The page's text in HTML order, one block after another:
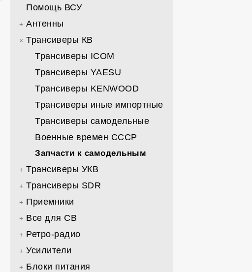
Помощь ВСУ
Антенны
Направленные КВ
Направленные УКВ
Все вертикалы
Проволочные
Кабели/мачты/поворотные
Трансиверы КВ
Трансиверы ICOM
Трансиверы YAESU
Трансиверы KENWOOD
Трансиверы иные импортные
Трансиверы самодельные
Военные времен СССР
Запчасти к самодельным
Трансиверы УКВ
Трансиверы MOTOROLA
Трансиверы ICOM
Трансиверы KENWOOD
Трансиверы YAESU
Трансиверы импорт-другие
Трансиверы СССР
Трансиверы SDR
Трансиверы
Карты и запчасти к SDR
Приемники
Военка СССР
Импортные
Наборы
Все для СВ
Станции СВ
Антенны СВ
Примочки для СВ
Ретро-радио
Военка
Бытовые
Усилители
Усилители заводские КВ/УКВ/
Блоки питания